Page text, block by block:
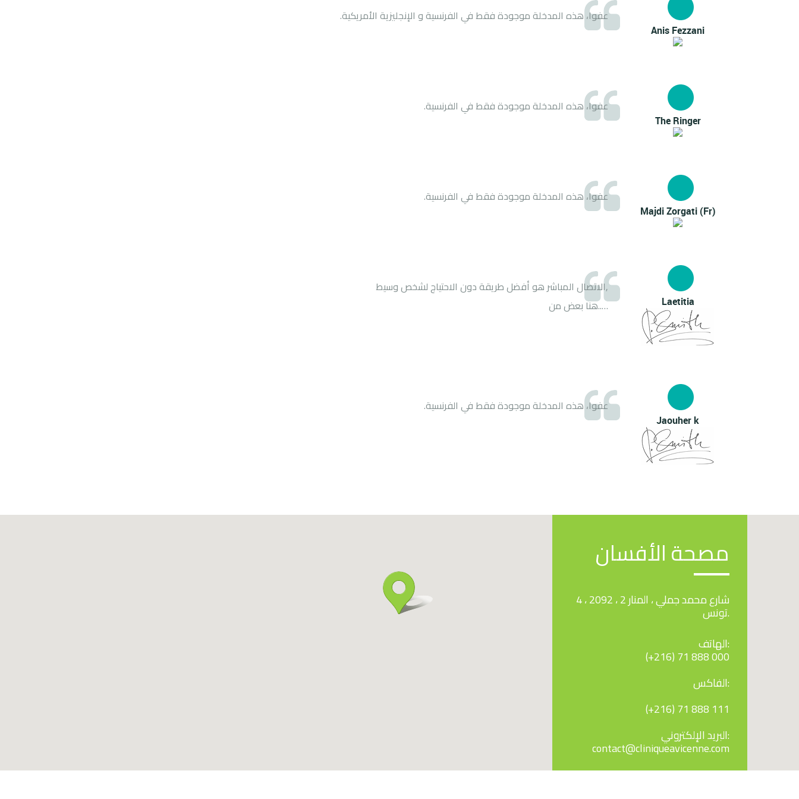
Anis Fezzani
عفوا، هذه المدخلة موجودة فقط في الفرنسيةو الإنجليزية الأمريكية.
The Ringer
عفوا، هذه المدخلة موجودة فقط في الفرنسية.
(Fr) Majdi Zorgati
عفوا، هذه المدخلة موجودة فقط في الفرنسية.
Laetitia
,الاتصال المباشر هو أفضل طريقة دون الاحتياج لشخصوسيط
…..هنا بعض من
Jaouher k
عفوا، هذه المدخلة موجودة فقط في الفرنسية.
مصحة الأفسان
4 ، شارع محمد جملي ، المنار 2 ، 2092
تونس.
الهاتف:
(+216) 71 888 000
الفاكس:
(+216) 71 888 111
البريد الإلكتروني:
contact@cliniqueavicenne.com